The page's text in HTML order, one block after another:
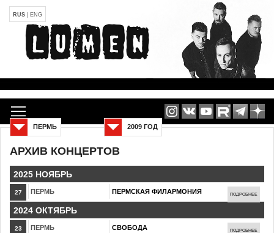
RUS ENG
АРХИВ КОНЦЕРТОВ
2009 ГОД
ПЕРМЬ
2025 НОЯБРЬ
27 ПЕРМЬ ПЕРМСКАЯ ФИЛАРМОНИЯ ПОДРОБНЕЕ
2024 ОКТЯБРЬ
23 ПЕРМЬ СВОБОДА ПОДРОБНЕЕ